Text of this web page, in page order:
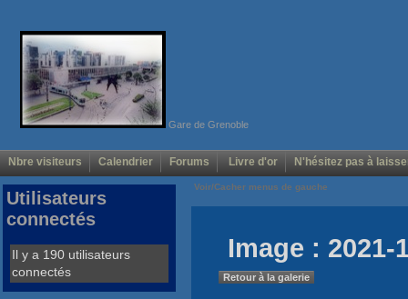
Gare de Grenoble
Nbre visiteurs Calendrier Forums Livre d'or N'hésitez pas à
Voir/Cacher menus de gauche
Image : 2021-
Retour à la galerie
Utilisateurs
connectés
Il y a 190 utilisateurs
connectés